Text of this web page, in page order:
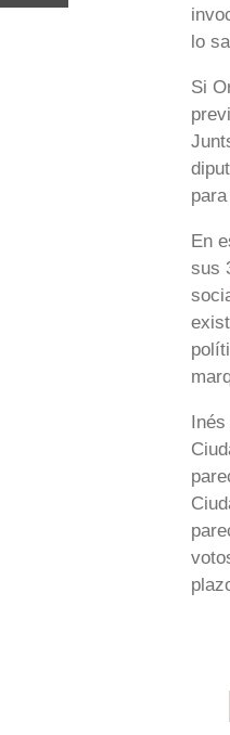
lo
Si
En
sus